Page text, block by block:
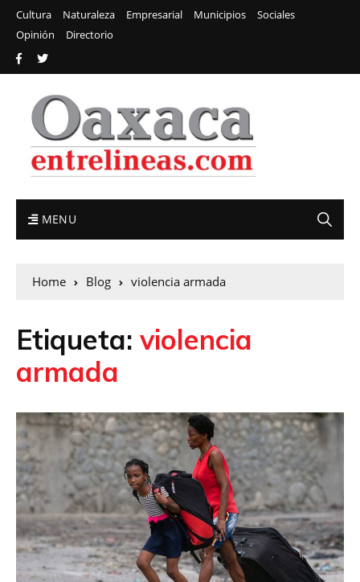
Cultura Naturaleza Empresarial Municipios
Sociales
Opinión
Directorio
MENU
Home Blog violencia armada
Etiqueta: violencia
armada